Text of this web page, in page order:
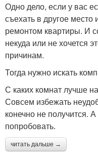
Одно дело, если у вас
съехать в другое место
ремонтом квартиры. И
некуда или не хочется
причинам.
Тогда нужно искать
С каких комнат лучше
Совсем избежать
конечно не получится.
попробовать.
читать дальше →